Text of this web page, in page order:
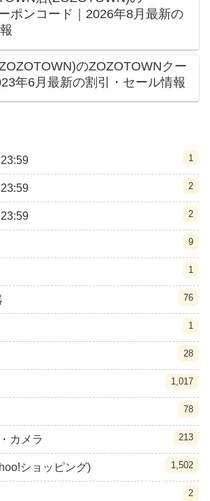
ポンコード｜2026年8月最新の
のZOZOTOWNクー
年6月最新の割引・セール情報
1
2
2
9
1
76
1
28
1,017
78
カメラ 213
ショッピング) 1,502
2